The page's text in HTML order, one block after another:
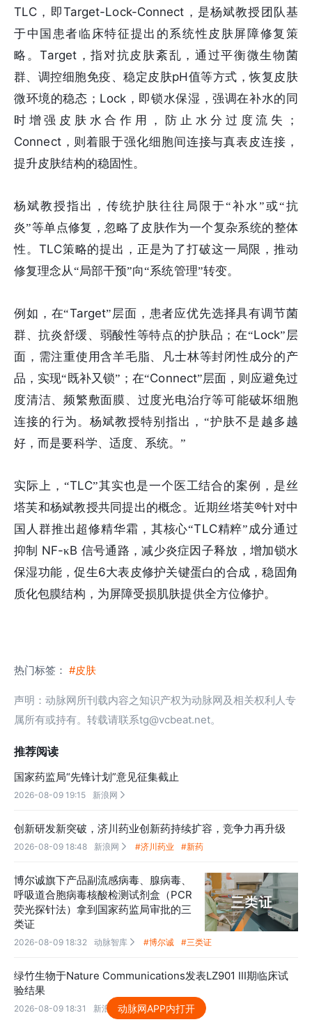
TLC ，即Target-Lock-Connect ，是杨斌教授团队基
于中国患者临床特征提出的系统性皮肤屏障修复策
略。Target ，指对抗皮肤紊乱，通过平衡微生物菌
群、调控细胞免疫、稳定皮肤pH值等方式，恢复皮肤
微环境的稳态； Lock ，即锁水保湿，强调在补水的同
时增强皮肤水合作用，防止水分过度流失；
Connect，则着眼于强化细胞间连接与真表皮连接，
提升皮肤结构的稳固性。
杨斌教授指出，传统护肤往往局限于“补水”或“抗
炎”等单点修复，忽略了皮肤作为一个复杂系统的整体
性。 TLC策略的提出，正是为了打破这一局限，推动
修复理念从“局部干预”向“系统管理”转变。
例如，在“Target”层面，患者应优先选择具有调节菌
群、抗炎舒缓、弱酸性等特点的护肤品；在“Lock”层
面，需注重使用含羊毛脂、凡士林等封闭性成分的产
品，实现“既补又锁”；在“Connect”层面，则应避免过
度清洁、频繁敷面膜、过度光电治疗等可能破坏细胞
连接的行为。杨斌教授特别指出，“护肤不是越多越
好，而是要科学、适度、系统。”
实际上，“TLC”其实也是一个医工结合的案例，是丝
塔芙和杨斌教授共同提出的概念。近期丝塔芙®针对中
国人群推出超修精华霜，其核心“TLC精粹”成分通过
抑制 NF-κB 信号通路，减少炎症因子释放，增加锁水
保湿功能，促生6大表皮修护关键蛋白的合成，稳固角
质化包膜结构，为屏障受损肌肤提供全方位修护。
热门标签： #皮肤
声明：动脉网所刊载内容之知识产权为动脉网及相关权利人专
属所有或持有。转载请联系tg@vcbeat.net。
推荐阅读
国家药监局“先锋计划”意见征集截止
2026-08-09 19:15 新浪网 
创新研发新突破，济川药业创新药持续扩容，竞争力再升级
2026-08-09 18:48 新浪网  #济川药业 #新药
博尔诚旗下产品副流感病毒、腺病毒、
呼吸道合胞病毒核酸检测试剂盒（PCR
荧光探针法）拿到国家药监局审批的三
类证
2026-08-09 18:32 动脉智库  #博尔诚 #三类证
绿竹生物于Nature Communications发表LZ901 III期临床试
验结果
2026-08-09 18:31 新浪网 #试验 #绿竹生物
动脉网APP内打开